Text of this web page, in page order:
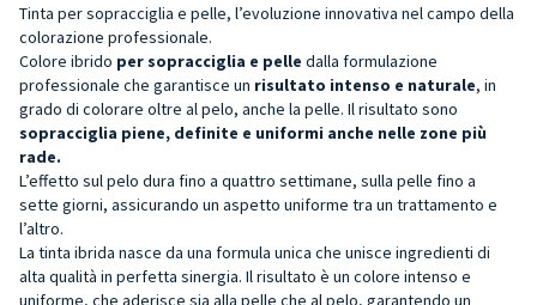
Tinta per sopracciglia e pelle, l’evoluzione innovativa nel campo della
colorazione professionale.
Colore ibrido per sopracciglia e pelle dalla formulazione
professionale che garantisce un risultato intenso e naturale, in
grado di colorare oltre al pelo, anche la pelle. Il risultato sono
sopracciglia piene, definite e uniformi anche nelle zone più
rade.
L’effetto sul pelo dura fino a quattro settimane, sulla pelle fino a
sette giorni, assicurando un aspetto uniforme tra un trattamento e
l’altro.
La tinta ibrida nasce da una formula unica che unisce ingredienti di
alta qualità in perfetta sinergia. Il risultato è un colore intenso e
uniforme, che aderisce sia alla pelle che al pelo, garantendo un